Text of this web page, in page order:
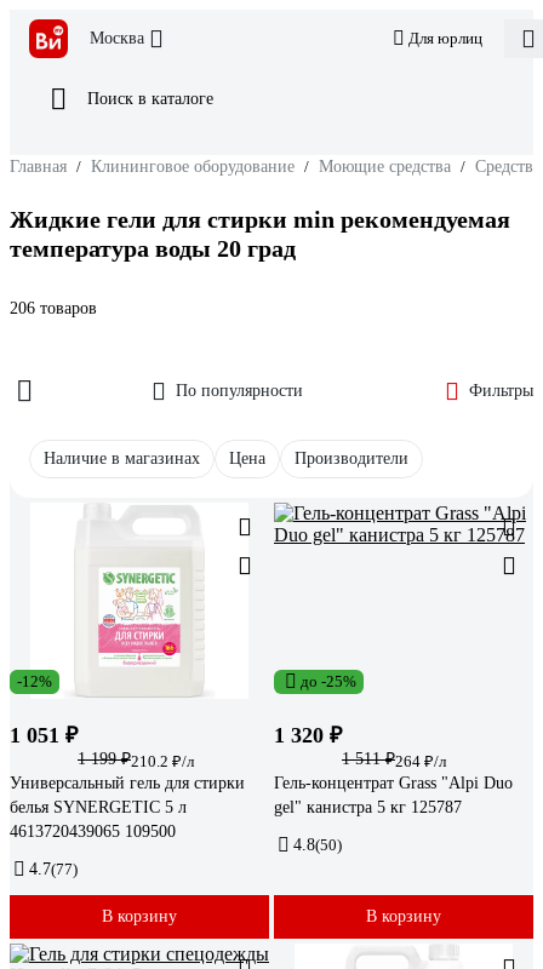
Москва Для юрлиц
Поиск в каталоге
Главная / Клининговое оборудование / Моющие средства /
Жидкие гели для стирки min рекомендуемая
температура воды 20 град
206 товаров
По популярности Фильтры
Наличие в магазинах Цена Производители
-12%
1 051 ₽
1 199 ₽210.2 ₽/л
Универсальный гель для стирки
белья SYNERGETIC 5 л
4613720439065 109500
4.7(77)
В корзину
до -25%
1 320 ₽
1 511 ₽264 ₽/л
Гель-концентрат Grass "Alpi Duo
gel" канистра 5 кг 125787
4.8(50)
В корзину